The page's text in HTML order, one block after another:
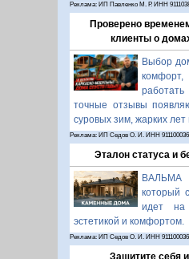
Реклама: ИП Павленко М. Р. ИНН
Проверено
клиенты о
Выбор
точные отзывы
суровых зим, жарких
Реклама: ИП Седов О. И. ИНН
Эталон статуса и
который
идет на
эстетикой и комфортом.
Реклама: ИП Седов О. И. ИНН
Защитите себя